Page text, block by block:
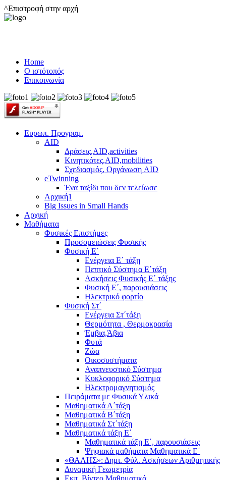
^Επιστροφή στην αρχή
Home
Ο ιστότοπός
Επικοινωνία
Ευρωπ. Προγραμ.
AID
Δράσεις,AID,activities
Κινητικότες,AID,mobilities
Σχεδιασμός, Οργάνωση AID
eTwinning
Ένα ταξίδι που δεν τελείωσε
Αρχική1
Big Issues in Small Hands
Αρχική
Μαθήματα
Φυσικές Επιστήμες
Προσομειώσεις Φυσικής
Φυσική Ε΄
Ενέργεια Ε΄ τάξη
Πεπτικό Σύστημα Ε΄τάξη
Ασκήσεις Φυσικής Ε΄ τάξης
Φυσική Ε΄, παρουσιάσεις
Ηλεκτρικό φορτίο
Φυσική Στ΄
Ενέργεια Στ΄τάξη
Θερμότητα , Θερμοκρασία
Έμβια,Άβια
Φυτά
Ζώα
Οικοσυστήματα
Αναπνευστικό Σύστημα
Κυκλοφορικό Σύστημα
Ηλεκτρομαγνητισμός
Πειράματα με Φυσικά Υλικά
Μαθηματικά Α΄τάξη
Μαθηματικά Β΄τάξη
Μαθηματικά Στ΄τάξη
Μαθηματικά τάξη Ε΄
Μαθηματικά τάξη Ε΄, παρουσιάσεις
Ψηφιακά μαθήματα Μαθηματικά Ε΄
«ΘΑΛΗΣ»: Δημι. Φύλ. Ασκήσεων Αριθμητικής
Δυναμική Γεωμετρία
Εκπ. Βίντεο Μαθηματικά